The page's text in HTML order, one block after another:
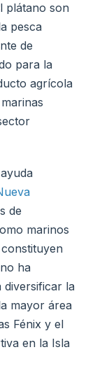
plátano son
pesca
de
para la
agrícola
de
marinos
ha
diversificar la
mayor área
Fénix y el
en la Isla